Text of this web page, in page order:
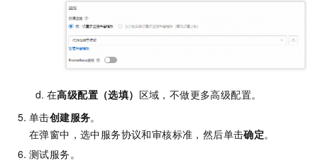
在高级配置（选填） 区域，不做更多高级配置。
单击创建服务。
在弹窗中，选中服务协议和审核标准，然后单击确定。
测试服务。